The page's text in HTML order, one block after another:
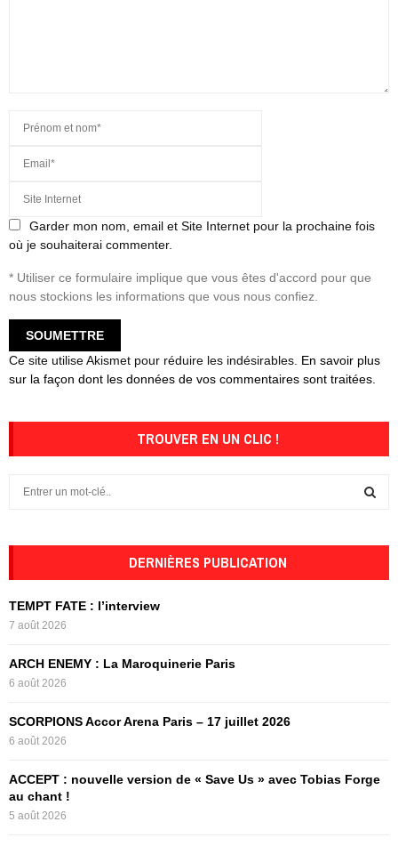
Garder mon nom, email et Site Internet pour la prochaine fois
où je souhaiterai commenter.
* Utiliser ce formulaire implique que vous êtes d'accord pour que
nous stockions les informations que vous nous confiez.
Ce site utilise Akismet pour réduire les indésirables. En savoir plus
sur la façon dont les données de vos commentaires sont traitées
TROUVER EN UN CLIC !
o
r
DERNIÈRES PUBLICATION
TEMPT FATE : l’interview
7 août 2026
ARCH ENEMY : La Maroquinerie Paris
6 août 2026
SCORPIONS Accor Arena Paris – 17 juillet 2026
6 août 2026
ACCEPT : nouvelle version de « Save Us » avec Tobias Forge
au chant !
5 août 2026